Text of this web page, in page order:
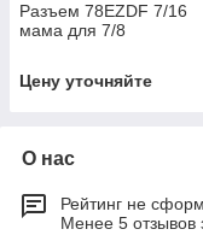
Разъем 78EZDF 7/16
мама для 7/8
Цену уточняйте
О нас
Рейтинг не
Менее 5 отзывов